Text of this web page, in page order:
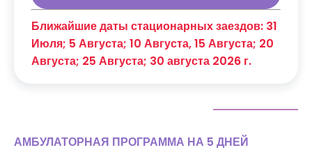
Ближайшие даты стационарных заездов: 31
Июля; 5 Августа; 10 Августа, 15 Августа; 20
Августа; 25 Августа; 30 августа 2026 г.
АМБУЛАТОРНАЯ ПРОГРАММА НА 5 ДНЕЙ